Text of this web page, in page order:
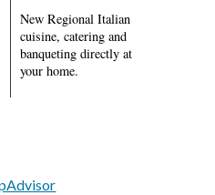
New Regional Italian
cuisine, catering and
banqueting directly at
your home.